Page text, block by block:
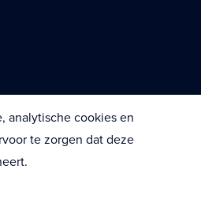
analytische cookies en
te zorgen dat deze